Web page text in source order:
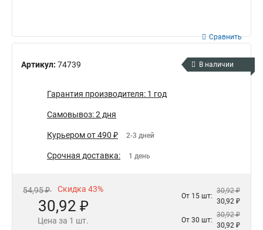
Артикул: 74739
Сравнить
В наличии
Гарантия производителя: 1 год
Самовывоз: 2 дня
Курьером от 490 ₽ 2-3 дней
Срочная доставка: 1 день
54,95 ₽ Скидка 43%
30,92 ₽
Цена за 1 шт.
От 15 шт:
30,92 ₽
30,92 ₽
От 30 шт:
30,92 ₽
30,92 ₽